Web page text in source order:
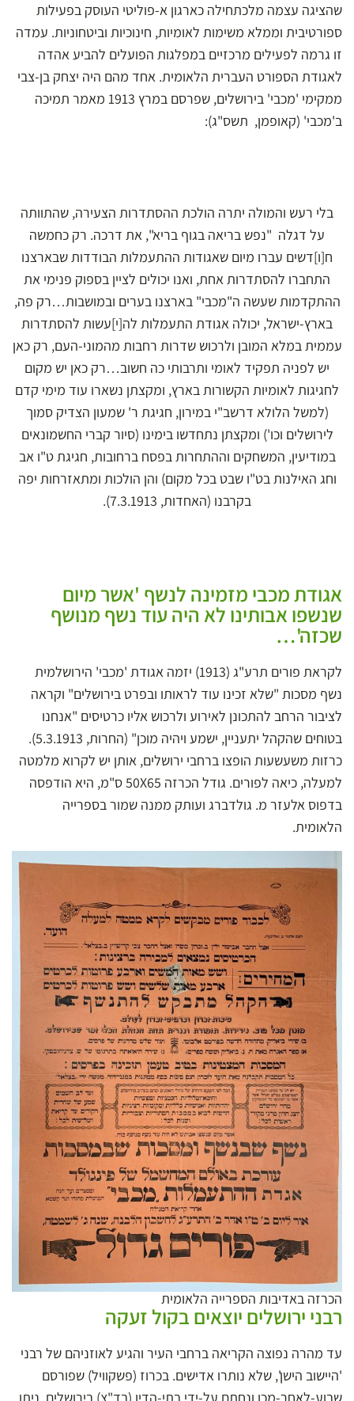
שהציגה עצמה מלכתחילה כארגון א-פוליטי העוסק בפעילות
ספורטיבית וממלא משימות לאומיות, חינוכיות וביטחוניות. עמדה
זו גרמה לפעילים מרכזיים במפלגות הפועלים להביע אהדה
לאגודת הספורט העברית הלאומית. אחד מהם היה יצחק בן-צבי
ממקימי 'מכבי' בירושלים, שפרסם במרץ 1913 מאמר תמיכה
ב'מכבי' (קאופמן, תשס"ג):
בלי רעש והמולה יתרה הולכת ההסתדרות הצעירה, שהתוותה
על דגלה "נפש בריאה בגוף בריא", את דרכה. רק כחמשה
ח[ו]דשים עברו מיום שאגודות ההתעמלות הבודדות שבארצנו
התחברו להסתדרות אחת, ואנו יכולים לציין בספוק פנימי את
ההתקדמות שעשה ה"מכבי" בארצנו בערים ובמושבות…רק פה,
בארץ-ישראל, יכולה אגודת התעמלות לה[י]עשות להסתדרות
עממית במלא המובן ולרכוש שדרות רחבות מהמוני-העם, רק כאן
יש לפניה תפקיד לאומי ותרבותי כה חשוב…רק כאן יש מקום
לחגיגות לאומיות הקשורות בארץ, ומקצתן נשארו עוד מימי קדם
(למשל הלולא דרשב"י במירון, חגיגת ר' שמעון הצדיק סמוך
לירושלים וכו') ומקצתן נתחדשו בימינו (סיור קברי החשמונאים
במודיעין, המשחקים וההתחרות בפסח ברחובות, חגיגת ט"ו אב
וחג האילנות בט"ו שבט בכל מקום) והן הולכות ומתאזרחות יפה
בקרבנו (האחדות, 7.3.1913).
אגודת מכבי מזמינה לנשף 'אשר מיום
שנשפו אבותינו לא היה עוד נשף מנושף
שכזה'…
לקראת פורים תרע"ג (1913) יזמה אגודת 'מכבי' הירושלמית
נשף מסכות "שלא זכינו עוד לראותו ובפרט בירושלים" וקראה
לציבור הרחב להתכונן לאירוע ולרכוש אליו כרטיסים "אנחנו
בטוחים שהקהל יתעניין, ישמע ויהיה מוכן" (החרות, 5.3.1913).
כרזות משעשעות הופצו ברחבי ירושלים, אותן יש לקרוא מלמטה
למעלה, כיאה לפורים. גודל הכרזה 50X65 ס"מ, היא הודפסה
בדפוס אלעזר מ. גולדברג ועותק ממנה שמור בספרייה
הלאומית.
הכרזה באדיבות הספרייה הלאומית
רבני ירושלים יוצאים בקול זעקה
עד מהרה נפוצה הקריאה ברחבי העיר והגיע לאוזניהם של רבני
'היישוב הישן', שלא נותרו אדישים. בכרוז (פשקוויל) שפורסם